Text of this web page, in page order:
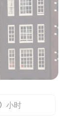
小时